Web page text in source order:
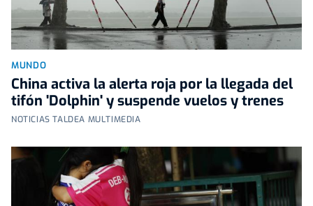
MUNDO
China activa la alerta roja por la llegada del
tifón 'Dolphin' y suspende vuelos y trenes
NOTICIAS TALDEA MULTIMEDIA